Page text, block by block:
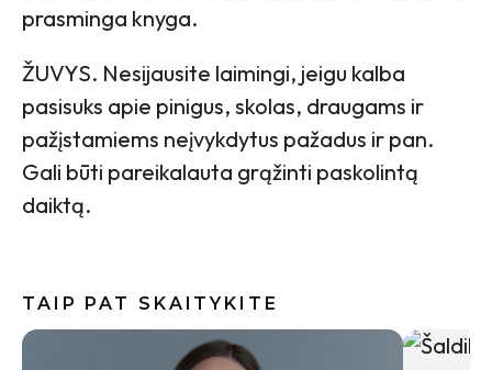
prasminga knyga.
ŽUVYS. Nesijausite laimingi, jeigu kalba
pasisuks apie pinigus, skolas, draugams ir
pažįstamiems neįvykdytus pažadus ir pan.
Gali būti pareikalauta grąžinti paskolintą
daiktą.
TAIP PAT SKAITYKITE